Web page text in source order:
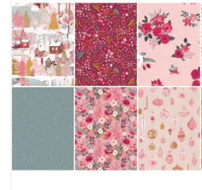
Cadeaubonnen
Nanno Blog
Merken
Beloningen